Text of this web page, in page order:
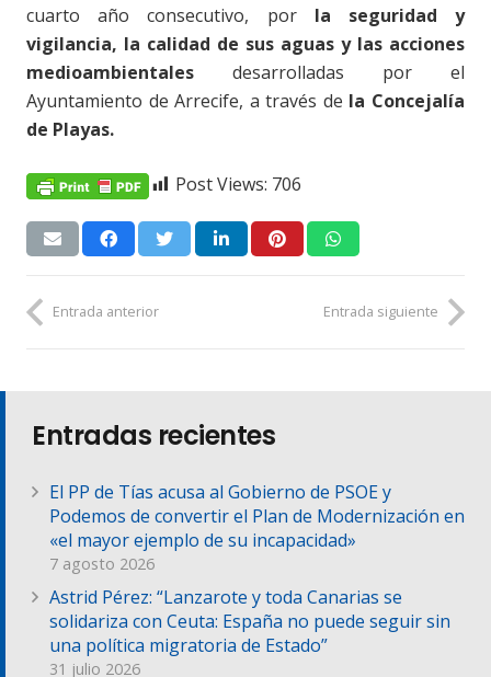
cuarto año consecutivo, por la seguridad y
vigilancia, la calidad de sus aguas y las acciones
medioambientales desarrolladas por el
Ayuntamiento de Arrecife, a través de la Concejalía
de Playas.
Post Views: 706
Entrada anterior Entrada siguiente
Entradas recientes
El PP de Tías acusa al Gobierno de PSOE y
Podemos de convertir el Plan de Modernización en
«el mayor ejemplo de su incapacidad»
7 agosto 2026
Astrid Pérez: “Lanzarote y toda Canarias se
solidariza con Ceuta: España no puede seguir sin
una política migratoria de Estado”
31 julio 2026